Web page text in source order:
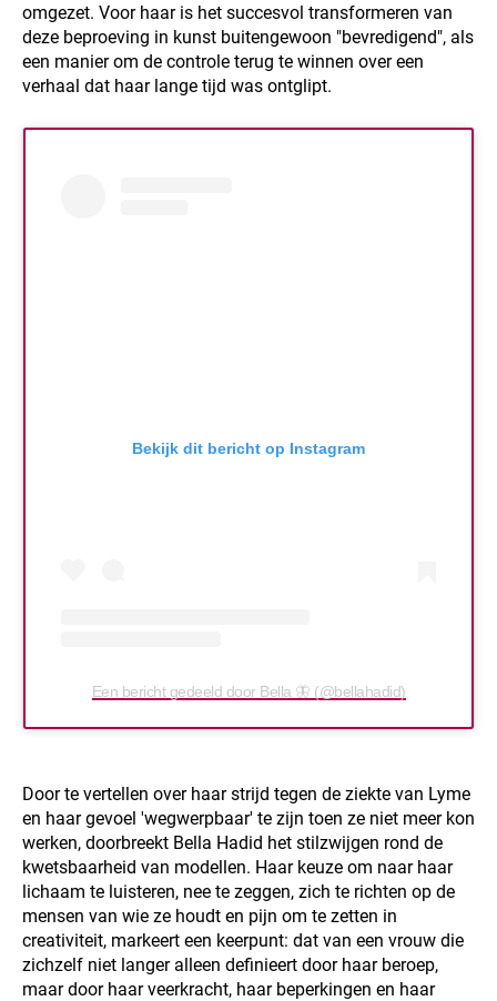
omgezet. Voor haar is het succesvol transformeren van
deze beproeving in kunst buitengewoon "bevredigend", als
een manier om de controle terug te winnen over een
verhaal dat haar lange tijd was ontglipt.
Bekijk dit bericht op Instagram
Een bericht gedeeld door Bella 🦋 (@bellahadid)
Door te vertellen over haar strijd tegen de ziekte van Lyme
en haar gevoel 'wegwerpbaar' te zijn toen ze niet meer kon
werken, doorbreekt Bella Hadid het stilzwijgen rond de
kwetsbaarheid van modellen. Haar keuze om naar haar
lichaam te luisteren, nee te zeggen, zich te richten op de
mensen van wie ze houdt en pijn om te zetten in
creativiteit, markeert een keerpunt: dat van een vrouw die
zichzelf niet langer alleen definieert door haar beroep,
maar door haar veerkracht, haar beperkingen en haar